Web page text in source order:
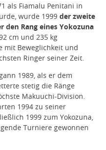
als Fiamalu Penitani in
wurde 1999 der zweite
den Rang eines Yokozuna
cm und 235 kg
mit Beweglichkeit und
Ringer seiner Zeit.
1989, als er dem
stetig die Ränge
Makuuchi-Division.
1994 zu seiner
1999 zum Yokozuna,
Turniere gewonnen